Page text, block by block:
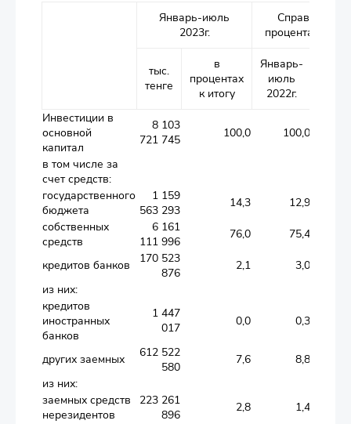
Январь-июль
2023г.
Справочно: в
процентах к
тыс.
тенге
в
процентах
к итогу
Январь-
июль
2022г.
Инвестиции в
основной
капитал
8 103
721 745
100,0 100,0
в том числе за
счет средств:
государственного
бюджета
1 159
563 293
14,3 12,9
собственных
средств
6 161
111 996
76,0 75,4
кредитов банков
170 523
876
2,1
3,0
из них:
кредитов
иностранных
банков
1 447
017
0,0 0,3
других заемных
612 522
580
7,6 8,8
из них:
заемных средств
нерезидентов
223 261
896
2,8 1,4